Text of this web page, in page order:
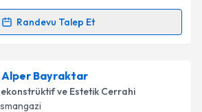
işlenmesine ilişkin
ve kişisel verilerimin belirtilen
Talebini Gönder
Randevu Talep Et
Talebi
Taşyeneniçin randevu takvimi talebi
bu uzmandan randevu almanız için bir
e-posta ile bilgilendireceğiz.
Alper Bayraktar
ve Estetik Cerrahi